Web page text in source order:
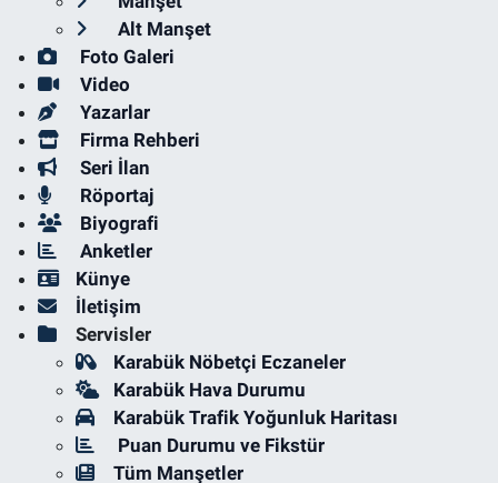
Alt Manşet
Foto Galeri
Video
Yazarlar
Firma Rehberi
Seri İlan
Röportaj
Biyografi
Anketler
Künye
İletişim
Servisler
Karabük Nöbetçi Eczaneler
Karabük Hava Durumu
Karabük Trafik Yoğunluk Haritası
Puan Durumu ve Fikstür
Tüm Manşetler